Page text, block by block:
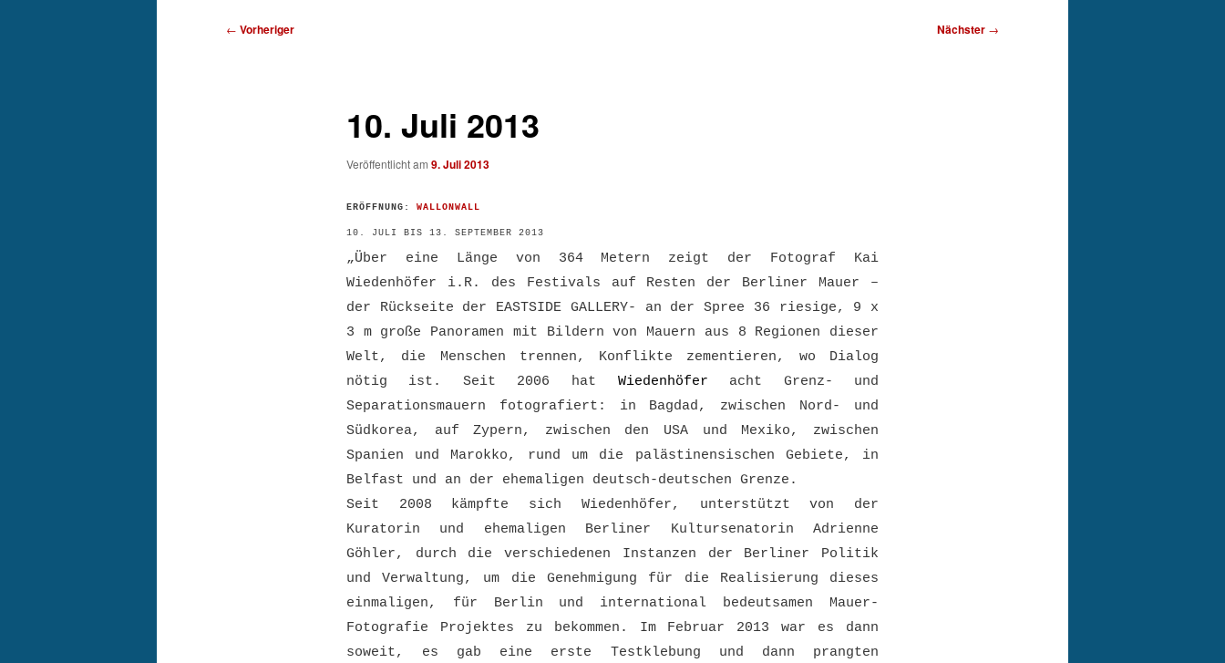
Beitragsnavigation
← Vorheriger Nächster →
10. Juli 2013
Veröffentlicht am 9. Juli 2013
ERÖFFNUNG: WALLONWALL
10. JULI BIS 13. SEPTEMBER 2013
„Über eine Länge von 364 Metern zeigt der Fotograf Kai
Wiedenhöfer i.R. des Festivals auf Resten der Berliner Mauer –
der Rückseite der EASTSIDE GALLERY- an der Spree 36 riesige, 9 x
3 m große Panoramen mit Bildern von Mauern aus 8 Regionen dieser
Welt, die Menschen trennen, Konflikte zementieren, wo Dialog
nötig ist. Seit 2006 hat Wiedenhöfer acht Grenz- und
Separationsmauern fotografiert: in Bagdad, zwischen Nord- und
Südkorea, auf Zypern, zwischen den USA und Mexiko, zwischen
Spanien und Marokko, rund um die palästinensischen Gebiete, in
Belfast und an der ehemaligen deutsch-deutschen Grenze.
Seit 2008 kämpfte sich Wiedenhöfer, unterstützt von der
Kuratorin und ehemaligen Berliner Kultursenatorin Adrienne
Göhler, durch die verschiedenen Instanzen der Berliner Politik
und Verwaltung, um die Genehmigung für die Realisierung dieses
einmaligen, für Berlin und international bedeutsamen Mauer-
Fotografie Projektes zu bekommen. Im Februar 2013 war es dann
soweit, es gab eine erste Testklebung und dann prangten